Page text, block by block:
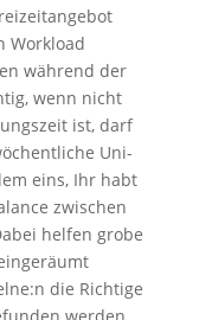
Workload
während der
wenn nicht
ist, darf
Uni-
eins, Ihr habt
zwischen
helfen grobe
die Richtige
werden.